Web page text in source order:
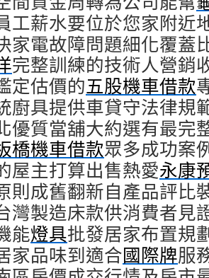
工薪水要位於您家附近
家電故障問題細化覆蓋
完整訓練的技術人營銷
定估價的五股機車借款
廚具提供車貸守法律規
優質當舖大約選有最完
橋機車借款眾多成功案
屋主打算出售熱愛永康
則成舊翻新自產品評比
灣製造床款供消費者見
能燈具批發居家布置規
家品味到適合國際牌服